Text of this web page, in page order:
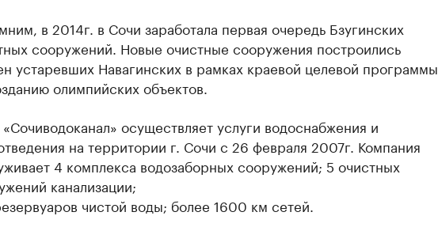
в 2014г. в Сочи заработала первая очередь Бзугинских
сооружений. Новые очистные сооружения построились
устаревших Навагинских в рамках краевой целевой программы
олимпийских объектов.
осуществляет услуги водоснабжения и
на территории г. Сочи с 26 февраля 2007г. Компания
4 комплекса водозаборных сооружений; 5 очистных
канализации;
чистой воды; более 1600 км сетей.